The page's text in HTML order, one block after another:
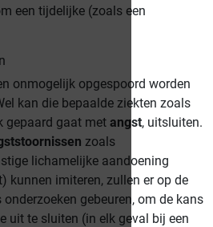
een tijdelijke (zoals een
onmogelijk opgespoord worden
kan die bepaalde ziekten zoals
gepaard gaat met angst, uitsluiten.
zoals
lichamelijke aandoening
kunnen imiteren, zullen er op de
gebeuren, om de kans
uit te sluiten (in elk geval bij een